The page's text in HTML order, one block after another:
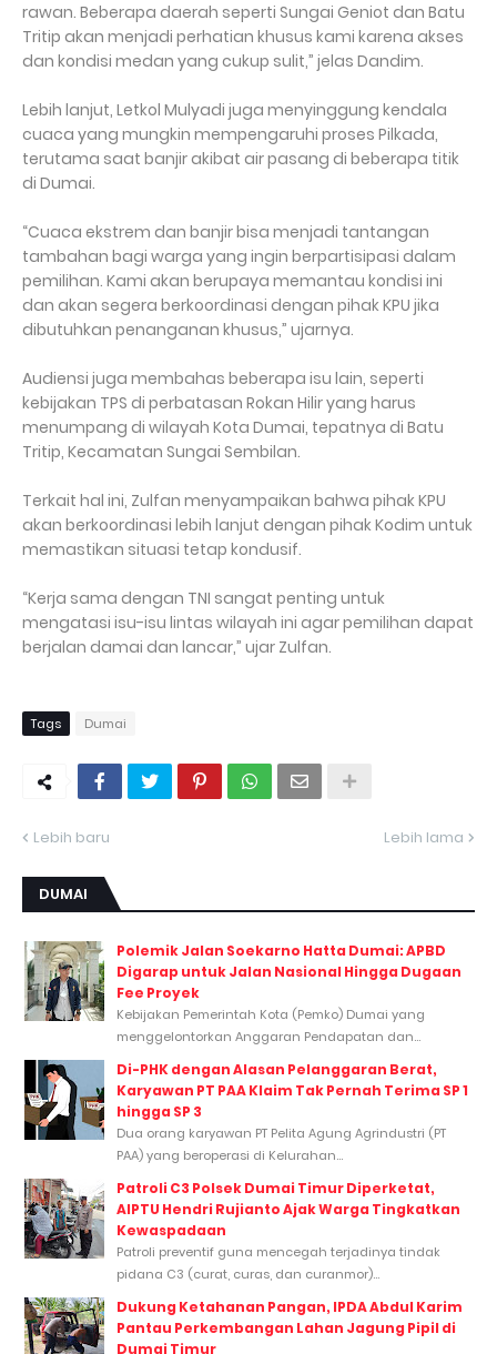
rawan. Beberapa daerah seperti Sungai Geniot dan Batu
Tritip akan menjadi perhatian khusus kami karena akses
dan kondisi medan yang cukup sulit,” jelas Dandim.
Lebih lanjut, Letkol Mulyadi juga menyinggung kendala
cuaca yang mungkin mempengaruhi proses Pilkada,
terutama saat banjir akibat air pasang di beberapa titik
di Dumai.
“Cuaca ekstrem dan banjir bisa menjadi tantangan
tambahan bagi warga yang ingin berpartisipasi dalam
pemilihan. Kami akan berupaya memantau kondisi ini
dan akan segera berkoordinasi dengan pihak KPU jika
dibutuhkan penanganan khusus,” ujarnya.
Audiensi juga membahas beberapa isu lain, seperti
kebijakan TPS di perbatasan Rokan Hilir yang harus
menumpang di wilayah Kota Dumai, tepatnya di Batu
Tritip, Kecamatan Sungai Sembilan.
Terkait hal ini, Zulfan menyampaikan bahwa pihak KPU
akan berkoordinasi lebih lanjut dengan pihak Kodim untuk
memastikan situasi tetap kondusif.
“Kerja sama dengan TNI sangat penting untuk
mengatasi isu-isu lintas wilayah ini agar pemilihan dapat
berjalan damai dan lancar,” ujar Zulfan.
Tags Dumai
Lebih baru Lebih lama
DUMAI
Polemik Jalan Soekarno Hatta Dumai: APBD
Digarap untuk Jalan Nasional Hingga Dugaan
Fee Proyek
Kebijakan Pemerintah Kota (Pemko) Dumai yang
menggelontorkan Anggaran Pendapatan dan...
Di-PHK dengan Alasan Pelanggaran Berat,
Karyawan PT PAA Klaim Tak Pernah Terima SP 1
hingga SP 3
Dua orang karyawan PT Pelita Agung Agrindustri (PT
PAA) yang beroperasi di Kelurahan...
Patroli C3 Polsek Dumai Timur Diperketat,
AIPTU Hendri Rujianto Ajak Warga Tingkatkan
Kewaspadaan
Patroli preventif guna mencegah terjadinya tindak
pidana C3 (curat, curas, dan curanmor)...
Dukung Ketahanan Pangan, IPDA Abdul Karim
Pantau Perkembangan Lahan Jagung Pipil di
Dumai Timur